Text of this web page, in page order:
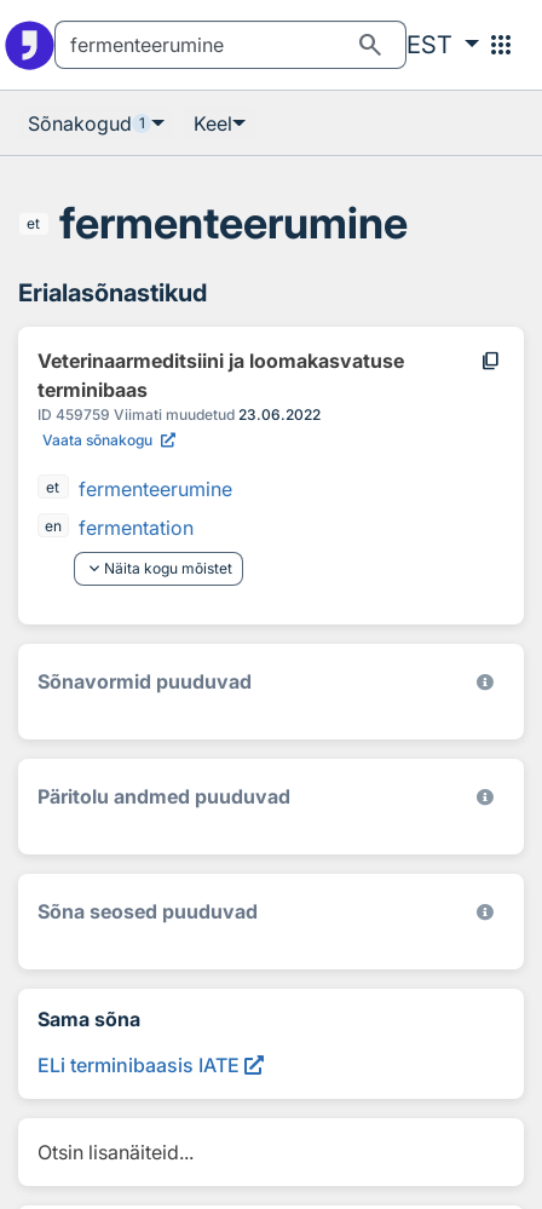
search EST apps
Sõnakogud 1 Keel
et fermenteerumine
Erialasõnastikud
Veterinaarmeditsiini ja loomakasvatuse
terminibaas
content_copy
ID 459759 Viimati muudetud 23.06.2022
Vaata sõnakogu
et fermenteerumine
en
fermentation
keyboard_arrow_down Näita kogu mõistet
Sõnavormid puuduvad
Päritolu andmed puuduvad
Sõna seosed puuduvad
Sama sõna
ELi terminibaasis IATE
Otsin lisanäiteid...